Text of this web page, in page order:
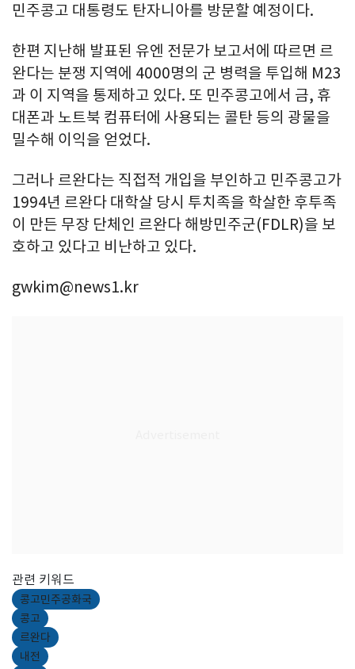
민주콩고 대통령도 탄자니아를 방문할 예정이다.
한편 지난해 발표된 유엔 전문가 보고서에 따르면 르
완다는 분쟁 지역에 4000명의 군 병력을 투입해 M23
과 이 지역을 통제하고 있다. 또 민주콩고에서 금, 휴
대폰과 노트북 컴퓨터에 사용되는 콜탄 등의 광물을
밀수해 이익을 얻었다.
그러나 르완다는 직접적 개입을 부인하고 민주콩고가
1994년 르완다 대학살 당시 투치족을 학살한 후투족
이 만든 무장 단체인 르완다 해방민주군(FDLR)을 보
호하고 있다고 비난하고 있다.
gwkim@news1.kr
관련 키워드
콩고민주공화국
콩고
르완다
내전